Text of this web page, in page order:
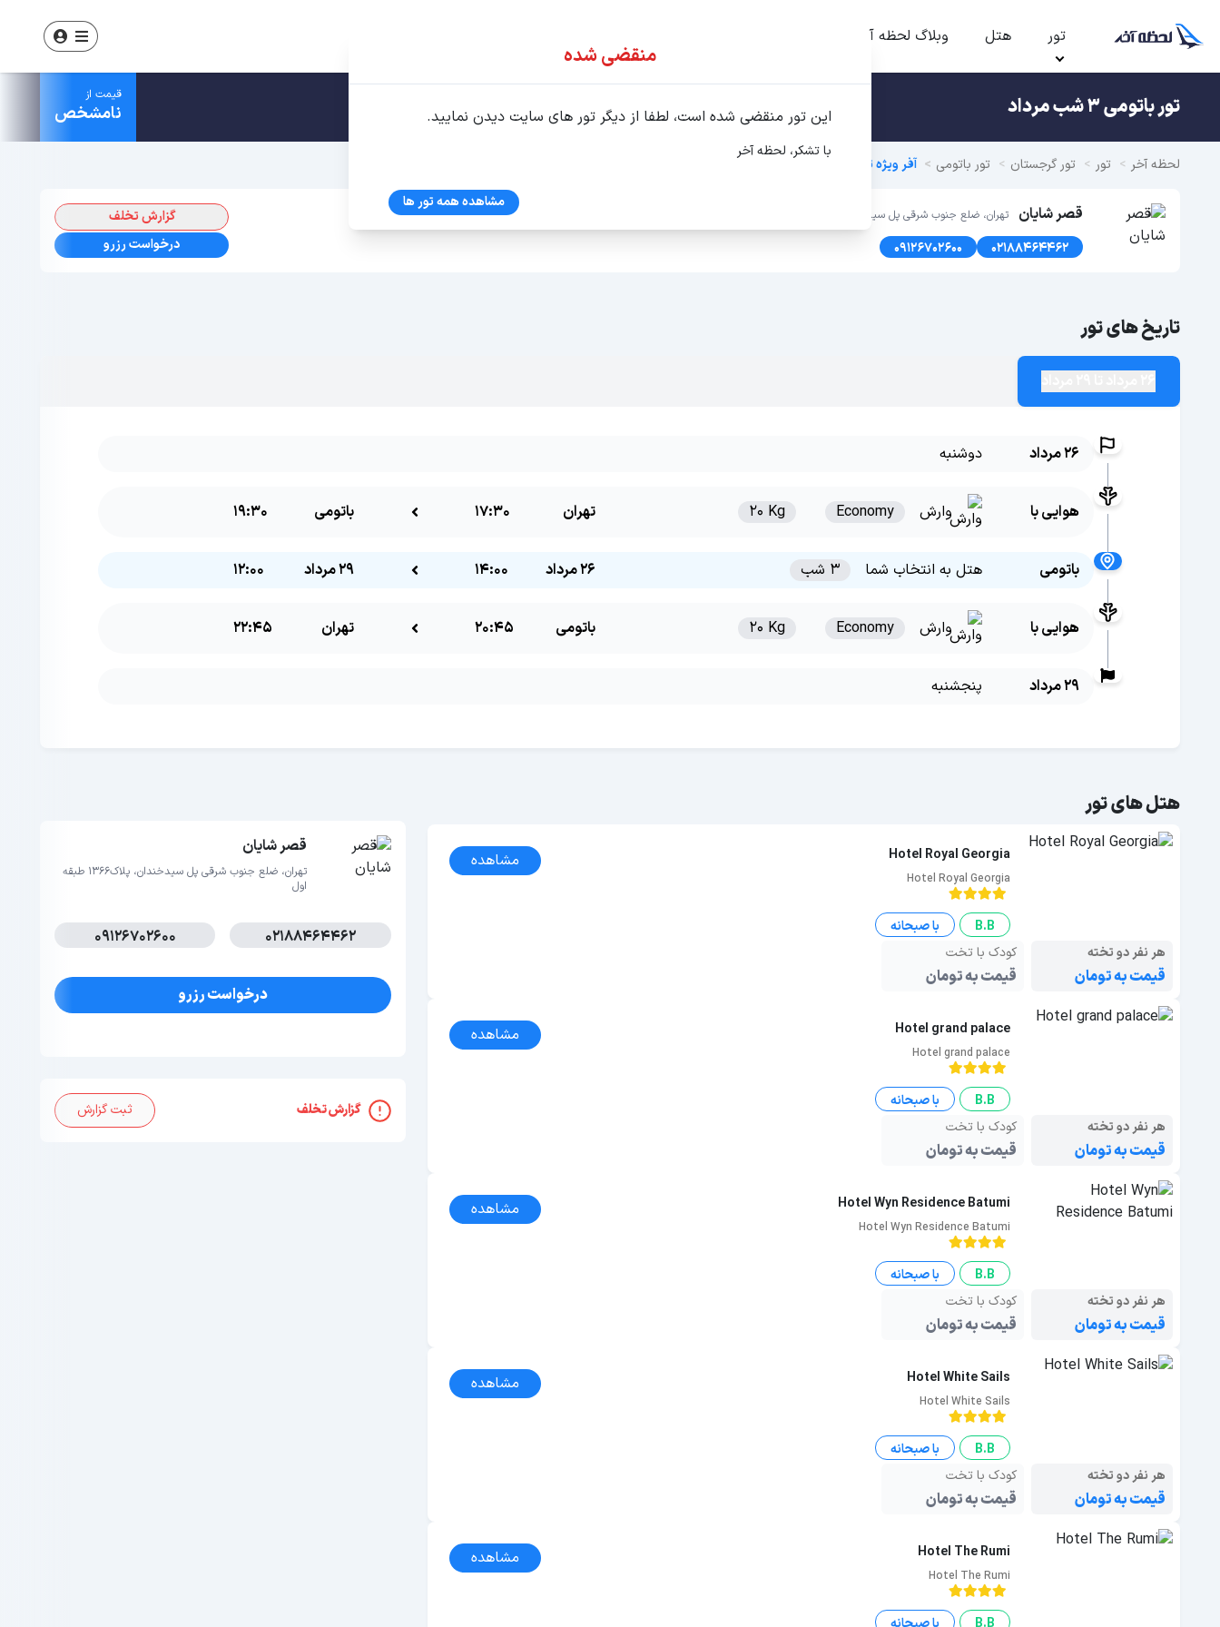
تور هتل وبلاگ لحظه آخر
تور باتومی 3 شب مرداد قیمت از
نامشخص
لحظه آخر تور تور گرجستان تور باتومی آفر ویژه تور باتومی تابستان 1405
قصر شایان تهران، ضلع جنوب شرقی پل سیدخندان، پلاک1366 طبقه اول
02188464462
09126702600
گزارش تخلف
درخواست رزرو
تاریخ های تور
26 مرداد تا 29 مرداد
دوشنبه
هوایی با وارش Economy
20 Kg تهران 17:30 باتومی 19:30
باتومی هتل به انتخاب شما 3 شب 26 مرداد 14:00 29 مرداد 12:00
هوایی با وارش Economy
20 Kg باتومی 20:45 تهران 22:45
هتل های تور
Hotel Royal Georgia
مشاهده
B.B
با صبحانه
هر نفر دو تخته
قیمت به تومان
کودک با تخت
قیمت به تومان
Hotel grand palace مشاهده
B.B
با صبحانه
هر نفر دو تخته
قیمت به تومان
کودک با تخت
قیمت به تومان
Hotel Wyn Residence Batumi
Hotel Wyn Residence Batumi
مشاهده
B.B
با صبحانه
هر نفر دو تخته
قیمت به تومان
کودک با تخت
قیمت به تومان
Hotel White Sails
Hotel White Sails
مشاهده
B.B
با صبحانه
هر نفر دو تخته
قیمت به تومان
کودک با تخت
قیمت به تومان
Hotel The Rumi
Hotel The Rumi
مشاهده
B.B
با صبحانه
قصر شایان
تهران، ضلع جنوب شرقی پل سیدخندان، پلاک1366 طبقه
اول
02188464462
09126702600
درخواست رزرو
گزارش تخلف ثبت گزارش
منقضی شده
این تور منقضی شده است، لطفا از دیگر تور های سایت دیدن نمایید.
با تشکر، لحظه آخر
مشاهده همه تور ها